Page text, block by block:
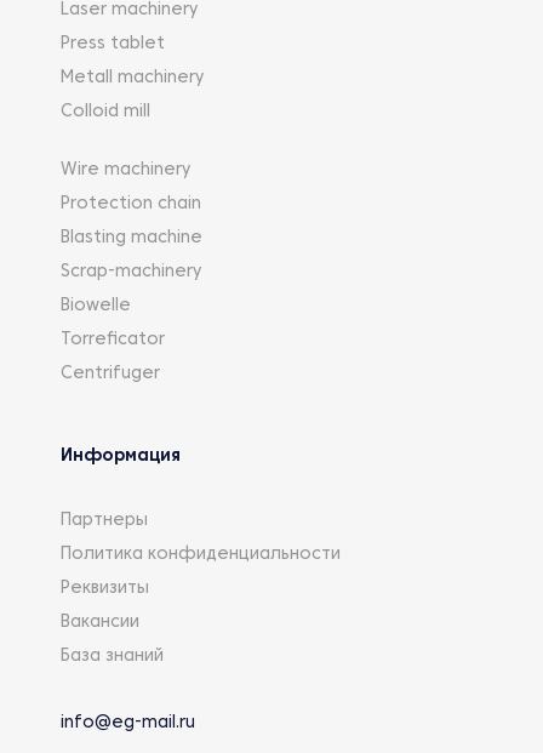
Laser machinery
Press tablet
Metall machinery
Colloid mill
Wire machinery
Protection chain
Blasting machine
Scrap-machinery
Biowelle
Torreficator
Centrifuger
Информация
Партнеры
Политика конфиденциальности
Реквизиты
Вакансии
База знаний
info@eg-mail.ru